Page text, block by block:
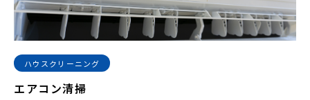
ハウスクリーニング
エアコン清掃